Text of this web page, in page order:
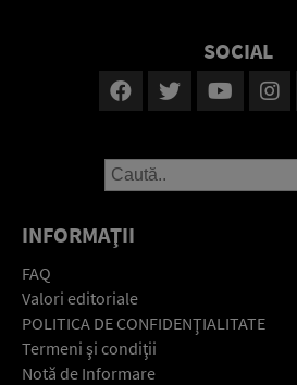
SOCIAL
INFORMAŢII
FAQ
Valori editoriale
POLITICA DE CONFIDENŢIALITATE
Termeni şi condiţii
Notă de Informare